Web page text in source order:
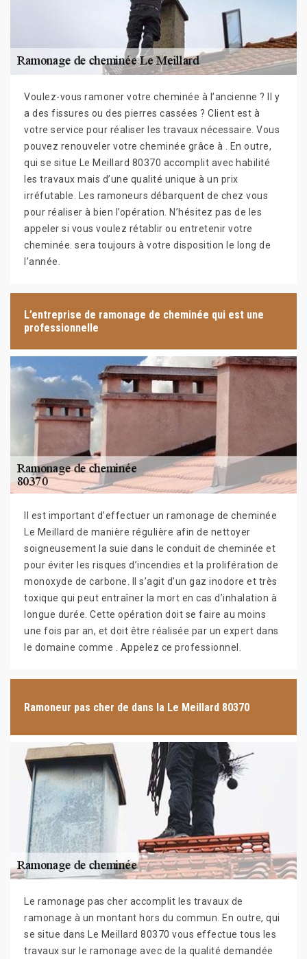
Voulez-vous ramoner votre cheminée à l’ancienne ? Il y
a des fissures ou des pierres cassées ? Client est à
votre service pour réaliser les travaux nécessaire. Vous
pouvez renouveler votre cheminée grâce à . En outre,
qui se situe Le Meillard 80370 accomplit avec habilité
les travaux mais d’une qualité unique à un prix
irréfutable. Les ramoneurs débarquent de chez vous
pour réaliser à bien l’opération. N’hésitez pas de les
appeler si vous voulez rétablir ou entretenir votre
cheminée. sera toujours à votre disposition le long de
l’année.
L’entreprise de ramonage de cheminée qui est une
professionnelle
Il est important d’effectuer un ramonage de cheminée
Le Meillard de manière régulière afin de nettoyer
soigneusement la suie dans le conduit de cheminée et
pour éviter les risques d’incendies et la prolifération de
monoxyde de carbone. Il s’agit d’un gaz inodore et très
toxique qui peut entraîner la mort en cas d’inhalation à
longue durée. Cette opération doit se faire au moins
une fois par an, et doit être réalisée par un expert dans
le domaine comme . Appelez ce professionnel.
Ramoneur pas cher de dans la Le Meillard 80370
Le ramonage pas cher accomplit les travaux de
ramonage à un montant hors du commun. En outre, qui
se situe dans Le Meillard 80370 vous effectue tous les
travaux sur le ramonage avec de la qualité demandée